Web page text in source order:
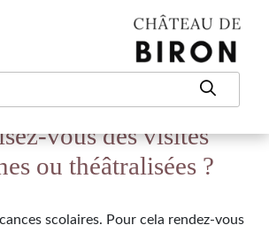
vous des visites
ou théâtralisées ?
scolaires. Pour cela rendez-vous